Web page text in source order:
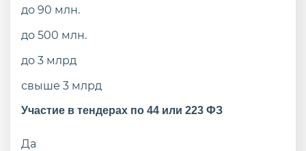
до 90 млн.
до 500 млн.
до 3 млрд
свыше 3 млрд
Участие в тендерах по 44 или 223 ФЗ
Да